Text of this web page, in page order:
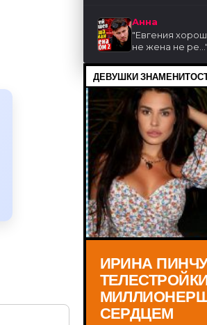
Анна
"Евгения
не жена не ре..."
ДЕВУШКИ
ИРИНА
СЕРДЦЕМ